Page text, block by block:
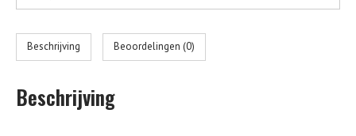
naar:
Beschrijving Beoordelingen (0)
Beschrijving